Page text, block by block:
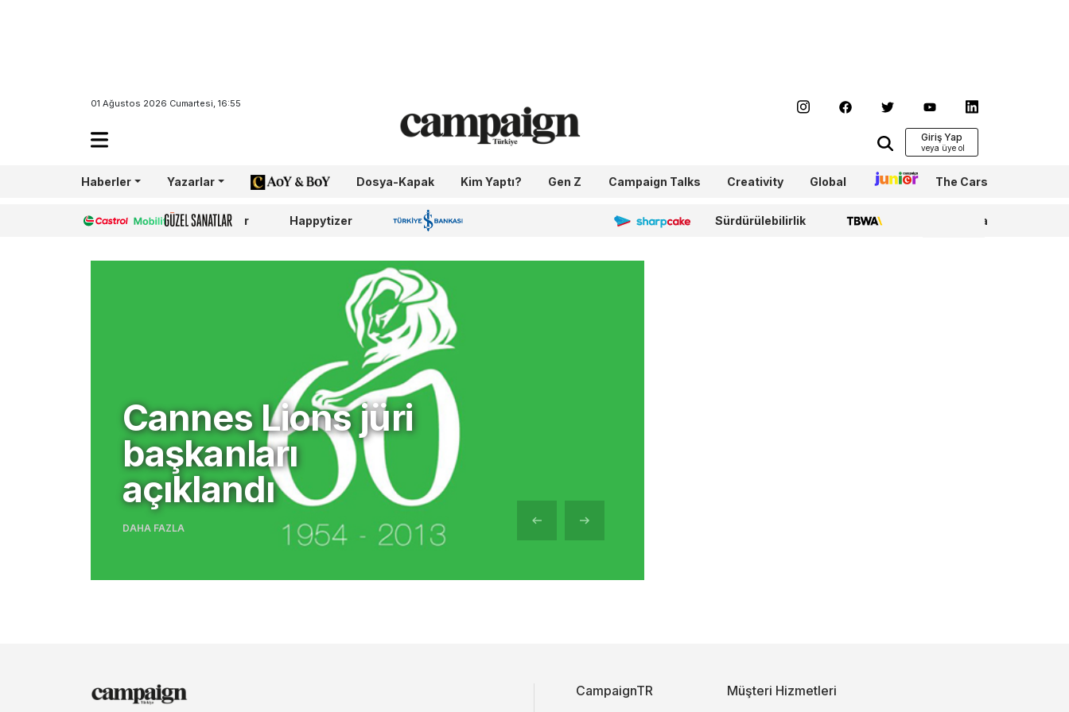
01 Ağustos 2026 Cumartesi, 16:55
Giriş Yap
Haberler Yazarlar AoY/BoY Dosya-Kapak Kim Yaptı? Gen Z Campaign Talks Creativity Global Junior The Cars
Castrol Güzel Sanatlar Happytizer İş Bankası 100.Yıl Sharpcake Sürdürülebilirlik TBWA WPP Media
Cannes Lions jüri
başkanları
açıklandı
DAHA FAZLA
CampaignTR Müşteri Hizmetleri